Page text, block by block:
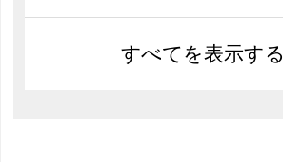
すべてを表示する